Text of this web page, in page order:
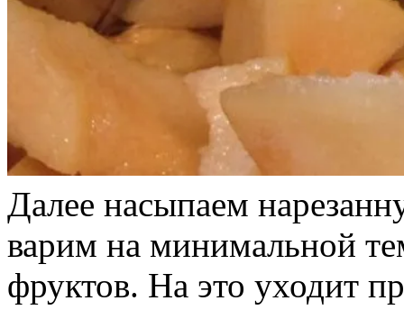
Далее насыпаем
варим на минимальной
фруктов. На это уходит